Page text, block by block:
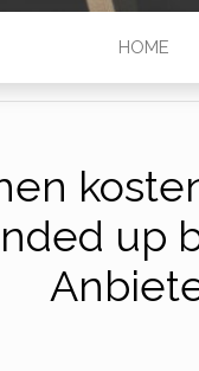
HOME
up